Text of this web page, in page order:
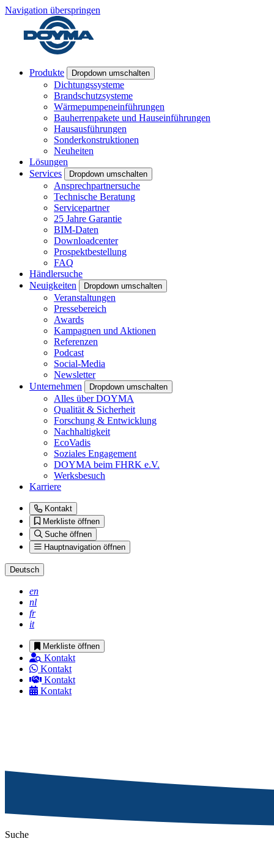
Navigation überspringen
Produkte Dropdown umschalten
Dichtungssysteme
Brandschutzsysteme
Wärmepumpeneinführungen
Bauherrenpakete und Hauseinführungen
Hausausführungen
Sonderkonstruktionen
Neuheiten
Lösungen
Services
Dropdown umschalten
Ansprechpartnersuche
Technische Beratung
Servicepartner
25 Jahre Garantie
BIM-Daten
Downloadcenter
Prospektbestellung
FAQ
Händlersuche
Neuigkeiten
Dropdown umschalten
Veranstaltungen
Pressebereich
Awards
Kampagnen und Aktionen
Referenzen
Podcast
Social-Media
Newsletter
Unternehmen
Dropdown umschalten
Alles über DOYMA
Qualität & Sicherheit
Forschung & Entwicklung
Nachhaltigkeit
EcoVadis
Soziales Engagement
DOYMA beim FHRK e.V.
Werksbesuch
Karriere
Kontakt
Merkliste öffnen
Suche öffnen
Hauptnavigation öffnen
Deutsch
en
nl
fr
it
Merkliste öffnen
Kontakt
Kontakt
Kontakt
Kontakt
Suche